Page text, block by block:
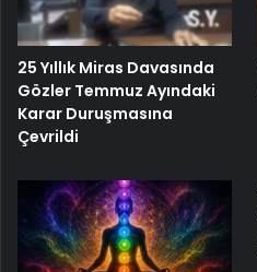
25 Yıllık Miras Davasında
Gözler Temmuz Ayındaki
Karar Duruşmasına
Çevrildi